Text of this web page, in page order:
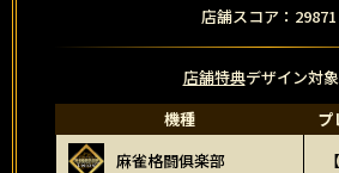
店舗スコア：29871
店舗特典デザイン対
機種
プ
麻雀格闘俱楽部